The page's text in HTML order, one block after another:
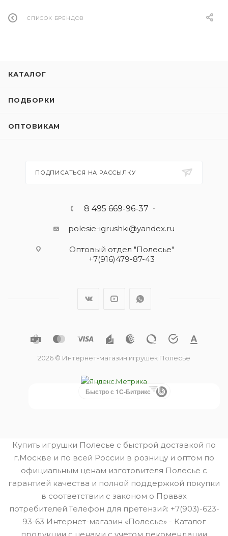
СПИСОК БРЕНДОВ
КАТАЛОГ
ПОДБОРКИ
ОПТОВИКАМ
ПОДПИСАТЬСЯ НА РАССЫЛКУ
8 495 669-96-37
polesie-igrushki@yandex.ru
Оптовый отдел "Полесье"
+7(916)479-87-43
2026 © Интернет-магазин игрушек Полесье
Быстро с 1С-Битрикс
Купить игрушки Полесье с быстрой доставкой по
г.Москве и по всей России в розницу и оптом по
официальным ценам изготовителя Полесье с
гарантией качества и полной поддержкой покупки
в соответствии с законом о Правах
потребителей.Телефон для претензий: +7(903)-623-
93-63 Интернет-магазин «Полесье» - Каталог